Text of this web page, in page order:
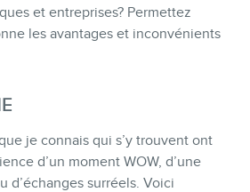
et entreprises? Permettez
les avantages et inconvénients
je connais qui s’y trouvent ont
d’un moment WOW, d’une
d’échanges surréels. Voici